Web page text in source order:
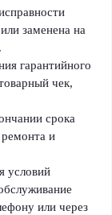
заменена на
гарантийного
чек,
срока
ремонта и
условий
или через